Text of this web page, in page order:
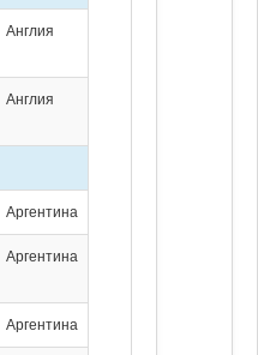
Англия
Англия
Аргентина
Аргентина
Аргентина